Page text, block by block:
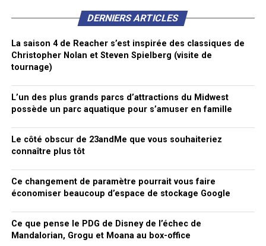
DERNIERS ARTICLES
La saison 4 de Reacher s’est inspirée des classiques de
Christopher Nolan et Steven Spielberg (visite de
tournage)
L’un des plus grands parcs d’attractions du Midwest
possède un parc aquatique pour s’amuser en famille
Le côté obscur de 23andMe que vous souhaiteriez
connaître plus tôt
Ce changement de paramètre pourrait vous faire
économiser beaucoup d’espace de stockage Google
Ce que pense le PDG de Disney de l’échec de
Mandalorian, Grogu et Moana au box-office